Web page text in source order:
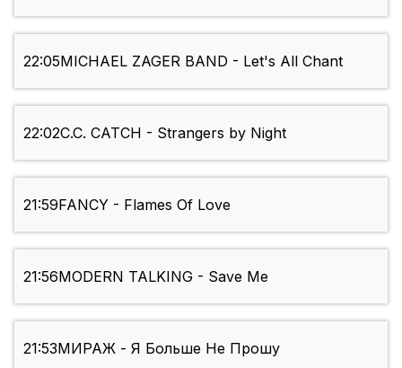
22:05MICHAEL ZAGER BAND - Let's All Chant
22:02C.C. CATCH - Strangers by Night
21:59FANCY - Flames Of Love
21:56MODERN TALKING - Save Me
21:53МИРАЖ - Я Больше Не Прошу